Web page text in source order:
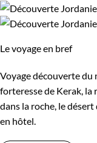
Le voyage en bref
Voyage découverte du
forteresse de Kerak, la
dans la roche, le
en hôtel.